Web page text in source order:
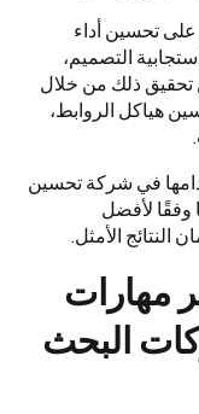
على تحسين أداء
التصميم،
ذلك من خلال
هياكل الروابط،
في شركة تحسين
وفقًا لأفضل
الأمثل.
مهارات
البحث